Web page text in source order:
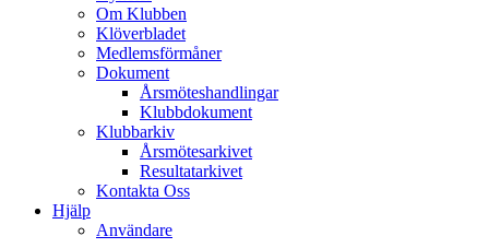
Om Klubben
Klöverbladet
Medlemsförmåner
Dokument
Årsmöteshandlingar
Klubbdokument
Klubbarkiv
Årsmötesarkivet
Resultatarkivet
Kontakta Oss
Hjälp
Användare